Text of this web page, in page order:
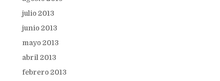
julio 2013
junio 2013
mayo 2013
abril 2013
febrero 2013